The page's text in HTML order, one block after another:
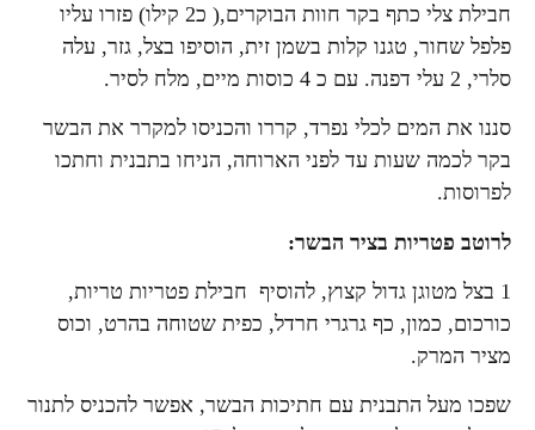
חבילת צלי כתף בקר חוות הבוקרים,( כ2 קילו) פזרו עליו
פלפל שחור, טגנו קלות בשמן זית, הוסיפו בצל, גזר, עלה
סלרי, 2 עלי דפנה. עם כ 4 כוסות מיים, מלח לסיר.
סננו את המים לכלי נפרד, קררו והכניסו למקרר את הבשר
בקר לכמה שעות עד לפני הארוחה, הניחו בתבנית וחתכו
לפרוסות.
לרוטב פטריות בציר הבשר:
1 בצל מטוגן גדול קצוץ, להוסיף חבילת פטריות טריות,
כורכום, כמון, כף גרגרי חרדל, כפית שטוחה בהרט, וכוס
מציר המרק.
שפכו מעל התבנית עם חתיכות הבשר, אפשר להכניס לתנור